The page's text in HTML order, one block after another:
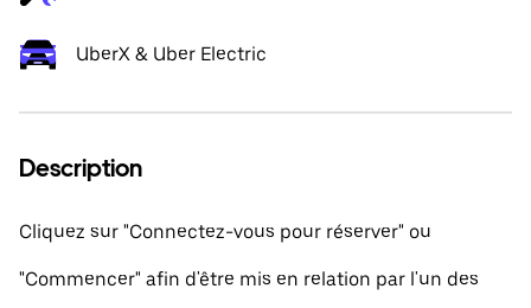
UberX & Uber Electric
Description
Cliquez sur "Connectez-vous pour réserver" ou
"Commencer" afin d'être mis en relation par l'un des